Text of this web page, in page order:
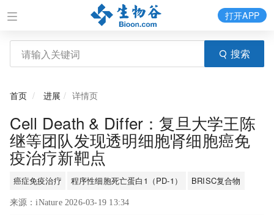
搜索
打开APP
首页 进展 详情页
Cell Death & Differ：复旦大学王陈
继等团队发现透明细胞肾细胞癌免
疫治疗新靶点
癌症免疫治疗 程序性细胞死亡蛋白1（PD-1） BRISC复合物
来源：iNature 2026-03-19 13:34